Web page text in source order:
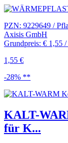
PZN: 9229649 /
Axisis GmbH
Grundpreis: € 1,55 /
1,55 €
-28% **
KALT-
für K...